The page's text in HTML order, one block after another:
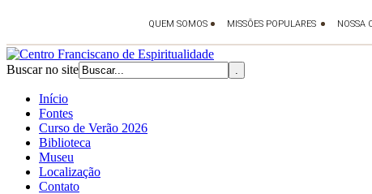
Buscar no site
Início
Fontes
Curso de Verão 2026
Biblioteca
Museu
Localização
Contato